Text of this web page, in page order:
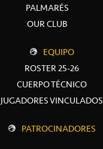
PALMARÉS
OUR CLUB
EQUIPO
ROSTER 25-26
CUERPO TÉCNICO
JUGADORES VINCULADOS
PATROCINADORES